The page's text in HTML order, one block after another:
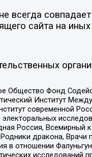
сайта на
Общество Фонд
Институт
современной
Россия, Всемирный
дракона, Врачи
в отношении
исследований